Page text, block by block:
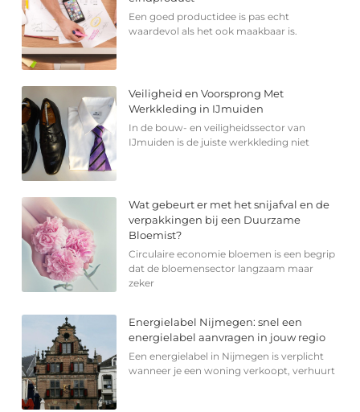
Een goed productidee is pas echt
waardevol als het ook maakbaar is.
Veiligheid en Voorsprong Met
Werkkleding in IJmuiden
In de bouw- en veiligheidssector van
IJmuiden is de juiste werkkleding niet
Wat gebeurt er met het snijafval en de
verpakkingen bij een Duurzame
Bloemist?
Circulaire economie bloemen is een begrip
dat de bloemensector langzaam maar
zeker
Energielabel Nijmegen: snel een
energielabel aanvragen in jouw regio
Een energielabel in Nijmegen is verplicht
wanneer je een woning verkoopt, verhuurt